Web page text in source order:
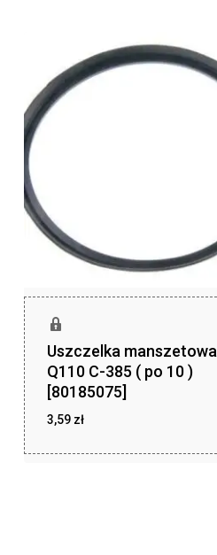
Uszczelka manszetowa
Q110 C-385 ( po 10 )
[80185075]
3,59 zł